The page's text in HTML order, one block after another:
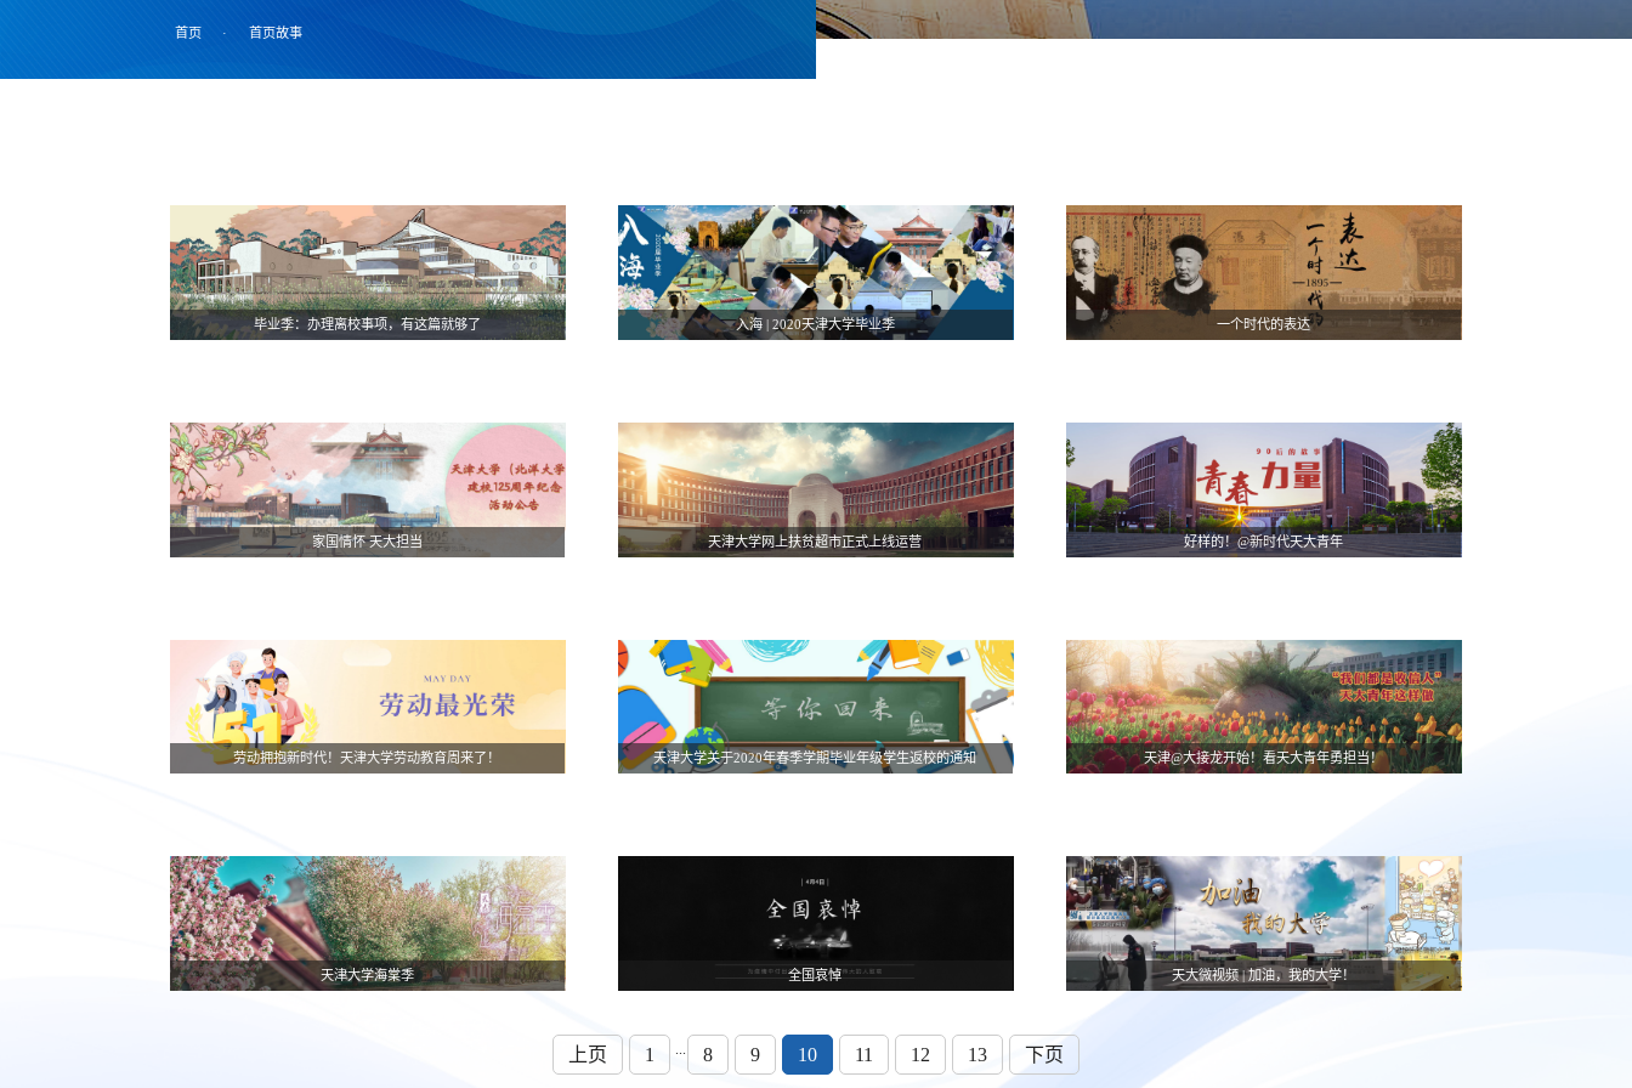
首页 · 首页故事
毕业季：办理离校事项，有这篇就够了 入海 | 2020天津大学毕业季 一个时代的表达
家国情怀 天大担当 天津大学网上扶贫超市正式上线运营 好样的！@新时代天大青年
劳动拥抱新时代！天津大学劳动教育周来了！ 天津大学关于2020年春季学期毕业年级学生返校的通知 天津@大接龙开始！看天大青年勇担当！
天津大学海棠季 全国哀悼 天大微视频 | 加油，我的大学！
上页 1 ... 8 9 10 11 12 13 下页